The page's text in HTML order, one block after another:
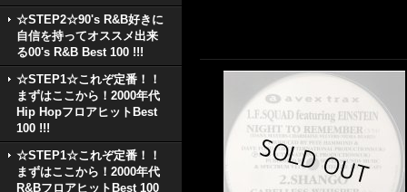
☆STEP2☆90's R&B好きに
自信を持ってオススメ出来
る00's R&B Best 100 !!!
☆STEP1☆これぞ定番！！
まずはここから！2000年代
Hip HopフロアヒットBest
100 !!!
☆STEP1☆これぞ定番！！
まずはここから！2000年代
R&BフロアヒットBest 100